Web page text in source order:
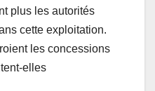
plus les autorités
cette exploitation.
les concessions
elles